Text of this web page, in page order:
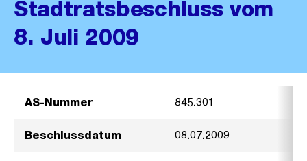
Stadtratsbeschluss vom
8. Juli 2009
AS-Nummer 845.301
Beschlussdatum 08.07.2009